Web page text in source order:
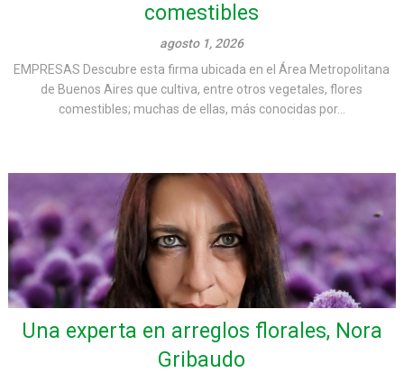
comestibles
agosto 1, 2026
EMPRESAS Descubre esta firma ubicada en el Área Metropolitana
de Buenos Aires que cultiva, entre otros vegetales, flores
comestibles; muchas de ellas, más conocidas por...
Una experta en arreglos florales, Nora
Gribaudo